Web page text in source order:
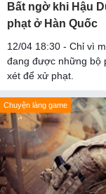
Bất ngờ khi Hậu
phạt ở Hàn Quốc
12/04 18:30 - Chỉ vì
đang được những bộ
xét để xử phạt.
Chuyện làng game